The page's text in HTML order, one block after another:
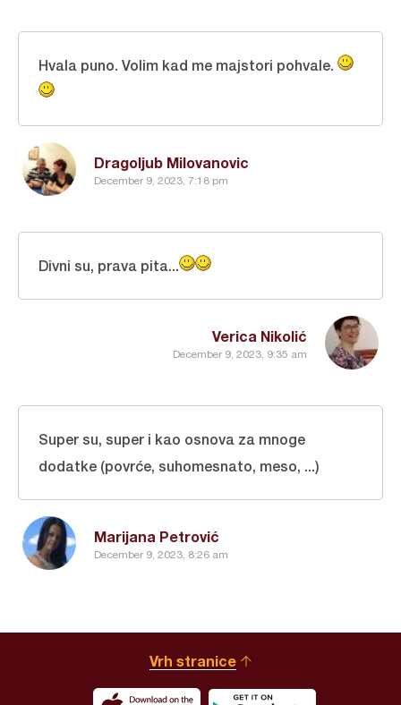
Dragoljub Milovanovic
December 9, 2023, 7:18 pm
Hvala puno. Volim kad me majstori pohvale.
Verica Nikolić
December 9, 2023, 9:35 am
Divni su, prava pita...
Marijana Petrović
December 9, 2023, 8:26 am
Super su, super i kao osnova za mnoge
dodatke (povrće, suhomesnato, meso, ...)
Vrh stranice